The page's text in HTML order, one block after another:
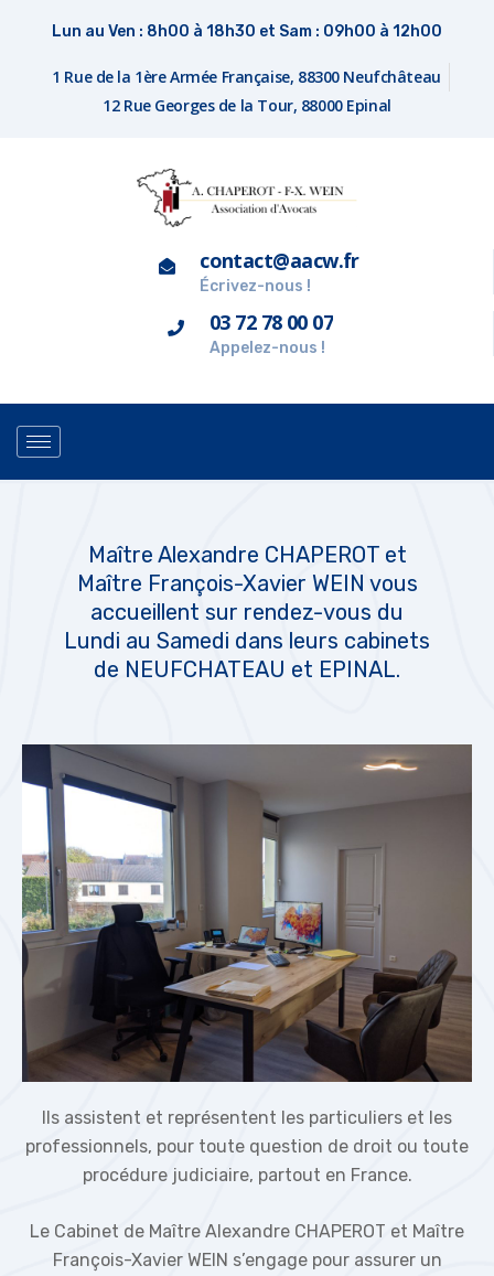
Lun au Ven : 8h00 à 18h30 et Sam : 09h00 à 12h00
1 Rue de la 1ère Armée Française, 88300 Neufchâteau
12 Rue Georges de la Tour, 88000 Epinal
contact@aacw.fr
Écrivez-nous !
03 72 78 00 07
Appelez-nous !
Maître Alexandre CHAPEROT et
Maître François-Xavier WEIN vous
accueillent sur rendez-vous du
Lundi au Samedi dans leurs cabinets
de NEUFCHATEAU et EPINAL.
Ils assistent et représentent les particuliers et les
professionnels, pour toute question de droit ou toute
procédure judiciaire, partout en France.
Le Cabinet de Maître Alexandre CHAPEROT et Maître
François-Xavier WEIN s’engage pour assurer un